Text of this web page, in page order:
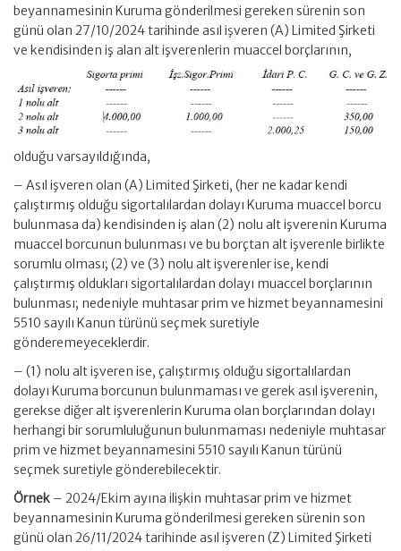
beyannamesinin Kuruma gönderilmesi gereken sürenin son
günü olan 27/10/2024 tarihinde asıl işveren (A) Limited Şirketi
ve kendisinden iş alan alt işverenlerin muaccel borçlarının,
olduğu varsayıldığında,
– Asıl işveren olan (A) Limited Şirketi, (her ne kadar kendi
çalıştırmış olduğu sigortalılardan dolayı Kuruma muaccel borcu
bulunmasa da) kendisinden iş alan (2) nolu alt işverenin Kuruma
muaccel borcunun bulunması ve bu borçtan alt işverenle birlikte
sorumlu olması; (2) ve (3) nolu alt işverenler ise, kendi
çalıştırmış oldukları sigortalılardan dolayı muaccel borçlarının
bulunması; nedeniyle muhtasar prim ve hizmet beyannamesini
5510 sayılı Kanun türünü seçmek suretiyle
gönderemeyeceklerdir.
– (1) nolu alt işveren ise, çalıştırmış olduğu sigortalılardan
dolayı Kuruma borcunun bulunmaması ve gerek asıl işverenin,
gerekse diğer alt işverenlerin Kuruma olan borçlarından dolayı
herhangi bir sorumluluğunun bulunmaması nedeniyle muhtasar
prim ve hizmet beyannamesini 5510 sayılı Kanun türünü
seçmek suretiyle gönderebilecektir.
Örnek – 2024/Ekim ayına ilişkin muhtasar prim ve hizmet
beyannamesinin Kuruma gönderilmesi gereken sürenin son
günü olan 26/11/2024 tarihinde asıl işveren (Z) Limited Şirketi